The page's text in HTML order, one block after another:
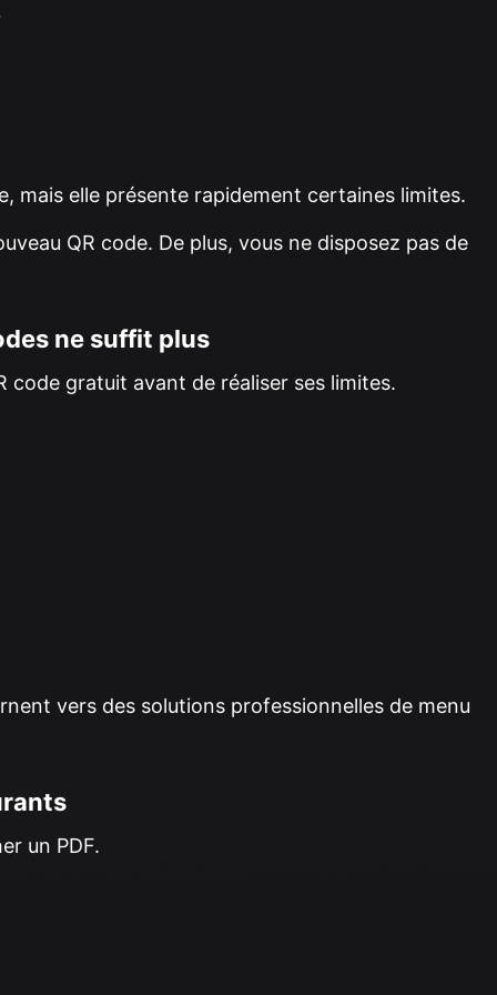
mais elle présente rapidement certaines limites.
QR code. De plus, vous ne disposez pas de
ne suffit plus
gratuit avant de réaliser ses limites.
vers des solutions professionnelles de menu
un PDF.